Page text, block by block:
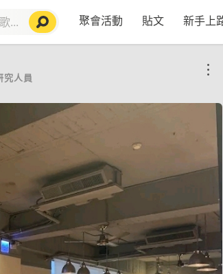
聚會活動 貼文 新手上
五大
VIP獨
使用
如何
聚會
究人員